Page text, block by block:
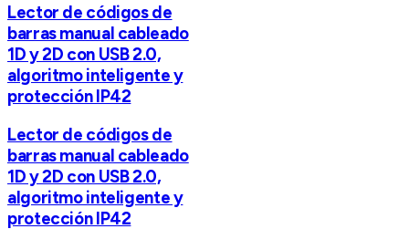
Lector de códigos de
barras manual cableado
1D y 2D con USB 2.0,
algoritmo inteligente y
protección IP42
Lector de códigos de
barras manual cableado
1D y 2D con USB 2.0,
algoritmo inteligente y
protección IP42